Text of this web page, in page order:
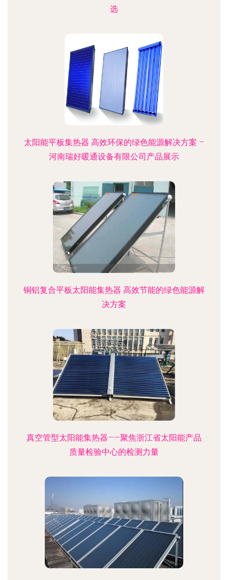
选
太阳能平板集热器 高效环保的绿色能源解决方案 –
河南瑞好暖通设备有限公司产品展示
铜铝复合平板太阳能集热器 高效节能的绿色能源解
决方案
真空管型太阳能集热器——聚焦浙江省太阳能产品
质量检验中心的检测力量